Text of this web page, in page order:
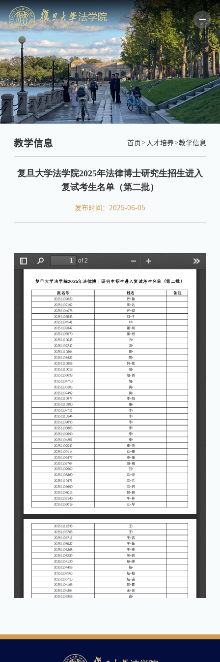
教学信息 首页 人才培养 教学信息
复旦大学法学院2025年法律博士研究生招生进入
复试考生名单（第二批）
发布时间：2025-06-05